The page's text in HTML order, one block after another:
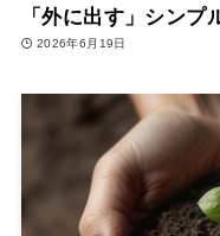
「外に出す」シンプ
2026年6月19日